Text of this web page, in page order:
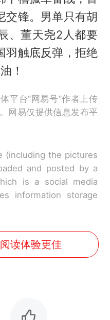
交锋。男单只有胡
、董天尧2人都要
羽触底反弹，拒绝
！
平台“网易号”作者上传
网易仅提供信息发布平
(including the pictures
and posted by a
is a social media
information storage
读体验更佳